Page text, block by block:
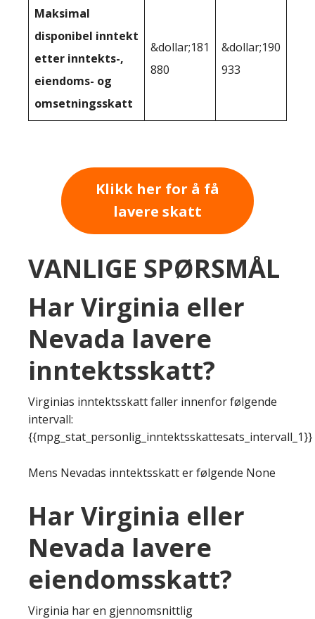
Maksimal
disponibel inntekt
etter inntekts-,
eiendoms- og
omsetningsskatt
&dollar;181
880
&dollar;190
933
Klikk her for å få
lavere skatt
VANLIGE SPØRSMÅL
Har Virginia eller
Nevada lavere
inntektsskatt?
Virginias inntektsskatt faller innenfor følgende
intervall:
{{mpg_stat_personlig_inntektsskattesats_intervall_1}}
Mens Nevadas inntektsskatt er følgende None
Har Virginia eller
Nevada lavere
eiendomsskatt?
Virginia har en gjennomsnittlig